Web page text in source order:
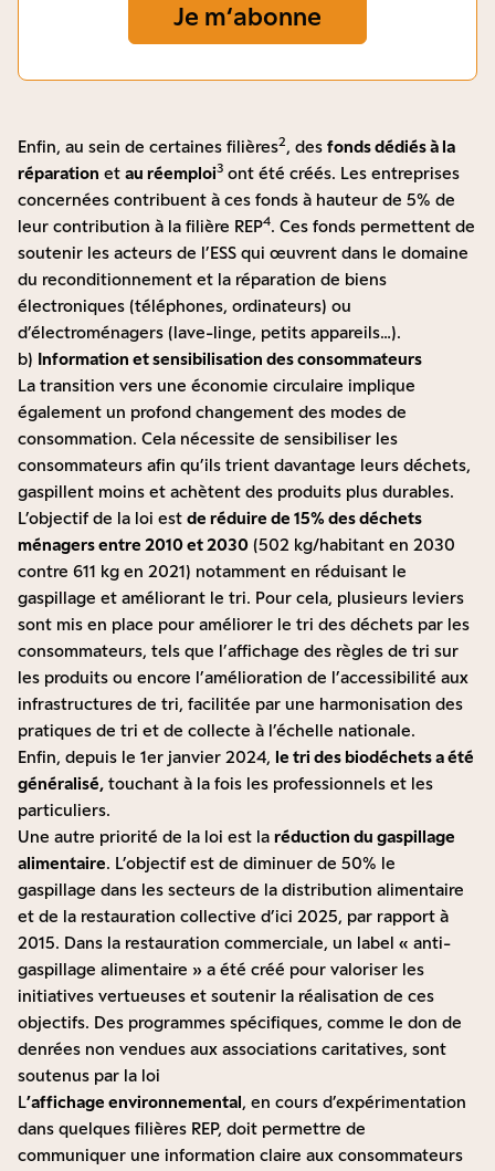
Je m‘abonne
Enfin, au sein de certaines filières2, des fonds dédiés à la
réparation et au réemploi3 ont été créés. Les entreprises
concernées contribuent à ces fonds à hauteur de 5% de
leur contribution à la filière REP4. Ces fonds permettent de
soutenir les acteurs de l’ESS qui œuvrent dans le domaine
du reconditionnement et la réparation de biens
électroniques (téléphones, ordinateurs) ou
d’électroménagers (lave-linge, petits appareils…).
b) Information et sensibilisation des consommateurs
La transition vers une économie circulaire implique
également un profond changement des modes de
consommation. Cela nécessite de sensibiliser les
consommateurs afin qu’ils trient davantage leurs déchets,
gaspillent moins et achètent des produits plus durables.
L’objectif de la loi est de réduire de 15% des déchets
ménagers entre 2010 et 2030 (502 kg/habitant en 2030
contre 611 kg en 2021) notamment en réduisant le
gaspillage et améliorant le tri. Pour cela, plusieurs leviers
sont mis en place pour améliorer le tri des déchets par les
consommateurs, tels que l’affichage des règles de tri sur
les produits ou encore l’amélioration de l’accessibilité aux
infrastructures de tri, facilitée par une harmonisation des
pratiques de tri et de collecte à l’échelle nationale.
Enfin, depuis le 1er janvier 2024, le tri des biodéchets a été
généralisé, touchant à la fois les professionnels et les
particuliers.
Une autre priorité de la loi est la réduction du gaspillage
alimentaire. L’objectif est de diminuer de 50% le
gaspillage dans les secteurs de la distribution alimentaire
et de la restauration collective d’ici 2025, par rapport à
2015. Dans la restauration commerciale, un label « anti-
gaspillage alimentaire » a été créé pour valoriser les
initiatives vertueuses et soutenir la réalisation de ces
objectifs. Des programmes spécifiques, comme le don de
denrées non vendues aux associations caritatives, sont
soutenus par la loi
L’affichage environnemental, en cours d’expérimentation
dans quelques filières REP, doit permettre de
communiquer une information claire aux consommateurs